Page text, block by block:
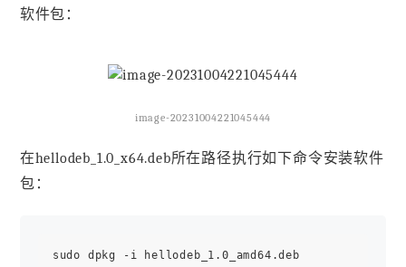
软件包：
image-20231004221045444
在hellodeb_1.0_x64.deb所在路径执行如下命令安装软件
包：